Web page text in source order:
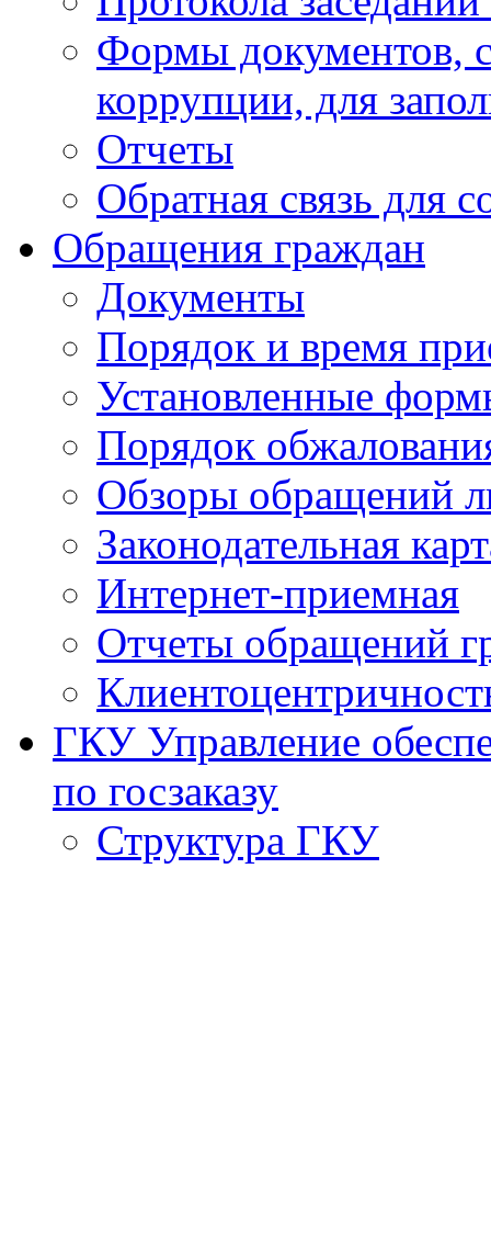
Формы документов,
коррупции, для
Отчеты
Обратная связь для
Обращения граждан
Документы
Порядок и время
Установленные
Порядок
Обзоры обращений
Законодательная
Интернет-приемная
Отчеты обращений
ГКУ Управление
по госзаказу
Структура ГКУ